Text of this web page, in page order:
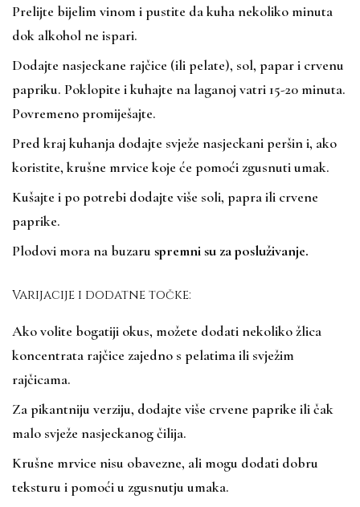
Prelijte bijelim vinom i pustite da kuha nekoliko minuta
dok alkohol ne ispari.
Dodajte nasjeckane rajčice (ili pelate), sol, papar i crvenu
papriku. Poklopite i kuhajte na laganoj vatri 15-20 minuta.
Povremeno promiješajte.
Pred kraj kuhanja dodajte svježe nasjeckani peršin i, ako
koristite, krušne mrvice koje će pomoći zgusnuti umak.
Kušajte i po potrebi dodajte više soli, papra ili crvene
paprike.
Plodovi mora na buzaru spremni su za posluživanje.
Varijacije i dodatne točke:
Ako volite bogatiji okus, možete dodati nekoliko žlica
koncentrata rajčice zajedno s pelatima ili svježim
rajčicama.
Za pikantniju verziju, dodajte više crvene paprike ili čak
malo svježe nasjeckanog čilija.
Krušne mrvice nisu obavezne, ali mogu dodati dobru
teksturu i pomoći u zgusnutju umaka.